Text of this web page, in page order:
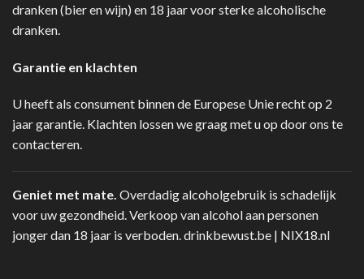
dranken (bier en wijn) en 18 jaar voor sterke alcoholische
dranken.
Garantie en klachten
U heeft als consument binnen de Europese Unie recht op 2
jaar garantie. Klachten lossen we graag met u op door ons te
contacteren.
Geniet met mate. Overdadig alcoholgebruik is schadelijk
voor uw gezondheid. Verkoop van alcohol aan personen
jonger dan 18 jaar is verboden.drinkbewust.be | NIX18.nl